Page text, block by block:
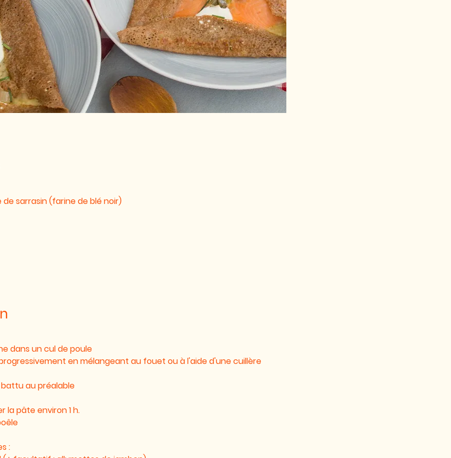
de sarrasin (farine de blé noir)
dans un cul de poule
en mélangeant au fouet ou à l'aide d'une cuillère
au préalable
la pâte environ 1 h.
: